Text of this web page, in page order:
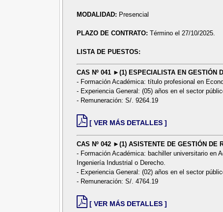
MODALIDAD: Presencial
PLAZO DE CONTRATO:Término el 27/10/2025.
LISTA DE PUESTOS:
CAS Nº 041 ►(1) ESPECIALISTA EN GESTIÓN
- Formación Académica: título profesional en
- Experiencia General: (05) años en el sector
- Remuneración: S/. 9264.19
[ VER MÁS DETALLES ]
CAS Nº 042 ►(1) ASISTENTE DE GESTIÓN DE
- Formación Académica: bachiller universitario en
Ingeniería Industrial o Derecho.
- Experiencia General: (02) años en el sector
- Remuneración: S/. 4764.19
[ VER MÁS DETALLES ]